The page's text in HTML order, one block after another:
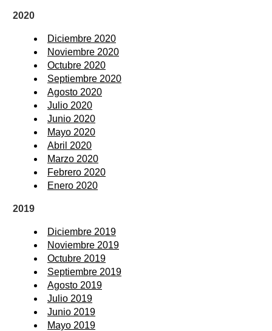
2020
Diciembre 2020
Noviembre 2020
Octubre 2020
Septiembre 2020
Agosto 2020
Julio 2020
Junio 2020
Mayo 2020
Abril 2020
Marzo 2020
Febrero 2020
Enero 2020
2019
Diciembre 2019
Noviembre 2019
Octubre 2019
Septiembre 2019
Agosto 2019
Julio 2019
Junio 2019
Mayo 2019